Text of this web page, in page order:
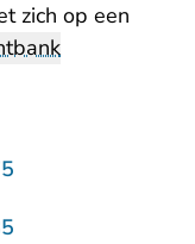
zich op een